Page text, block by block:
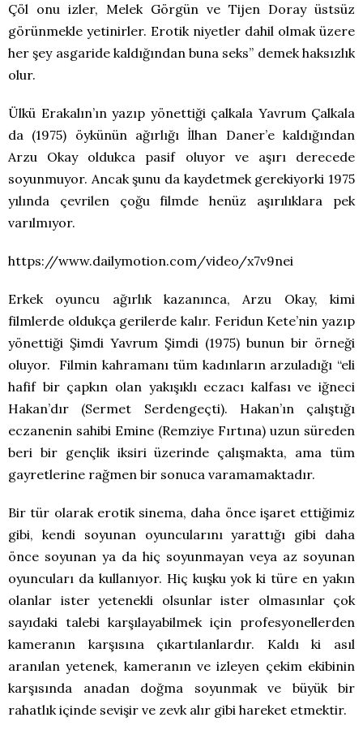
Çöl onu izler, Melek Görgün ve Tijen Doray üstsüz
görünmekle yetinirler. Erotik niyetler dahil olmak üzere
her şey asgaride kaldığından buna seks” demek haksızlık
olur.
Ülkü Erakalın’ın yazıp yönettiği çalkala Yavrum Çalkala
da (1975) öykünün ağırlığı İlhan Daner’e kaldığından
Arzu Okay oldukca pasif oluyor ve aşırı derecede
soyunmuyor. Ancak şunu da kaydetmek gerekiyorki 1975
yılında çevrilen çoğu filmde henüz aşırılıklara pek
varılmıyor.
https://www.dailymotion.com/video/x7v9nei
Erkek oyuncu ağırlık kazanınca, Arzu Okay, kimi
filmlerde oldukça gerilerde kalır. Feridun Kete’nin yazıp
yönettiği Şimdi Yavrum Şimdi (1975) bunun bir örneği
oluyor. Filmin kahramanı tüm kadınların arzuladığı “eli
hafif bir çapkın olan yakışıklı eczacı kalfası ve iğneci
Hakan’dır (Sermet Serdengeçti). Hakan’ın çalıştığı
eczanenin sahibi Emine (Remziye Fırtına) uzun süreden
beri bir gençlik iksiri üzerinde çalışmakta, ama tüm
gayretlerine rağmen bir sonuca varamamaktadır.
Bir tür olarak erotik sinema, daha önce işaret ettiğimiz
gibi, kendi soyunan oyuncularını yarattığı gibi daha
önce soyunan ya da hiç soyunmayan veya az soyunan
oyuncuları da kullanıyor. Hiç kuşku yok ki türe en yakın
olanlar ister yetenekli olsunlar ister olmasınlar çok
sayıdaki talebi karşılayabilmek için profesyonellerden
kameranın karşısına çıkartılanlardır. Kaldı ki asıl
aranılan yetenek, kameranın ve izleyen çekim ekibinin
karşısında anadan doğma soyunmak ve büyük bir
rahatlık içinde sevişir ve zevk alır gibi hareket etmektir.